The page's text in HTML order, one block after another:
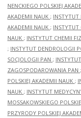
NENCKIEGO POLSKIEJ
AKADEMII NAUK ; INSTYTUT
AKADEMII NAUK ; INSTYTUT
NAUK ; INSTYTUT CHEMII
; INSTYTUT DENDROLOGII
SOCJOLOGII PAN ;
ZAGOSPODAROWANIA PAN ;
POLSKIEJ AKADEMII NAUK ;
NAUK ; INSTYTUT
MOSSAKOWSKIEGO
PRZYRODY POLSKIEJ